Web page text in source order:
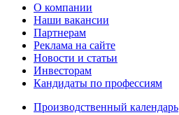
О компании
Наши вакансии
Партнерам
Реклама на сайте
Новости и статьи
Инвесторам
Кандидаты по профессиям
Производственный календарь